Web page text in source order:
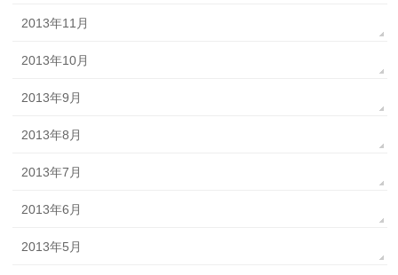
2013年11月
2013年10月
2013年9月
2013年8月
2013年7月
2013年6月
2013年5月